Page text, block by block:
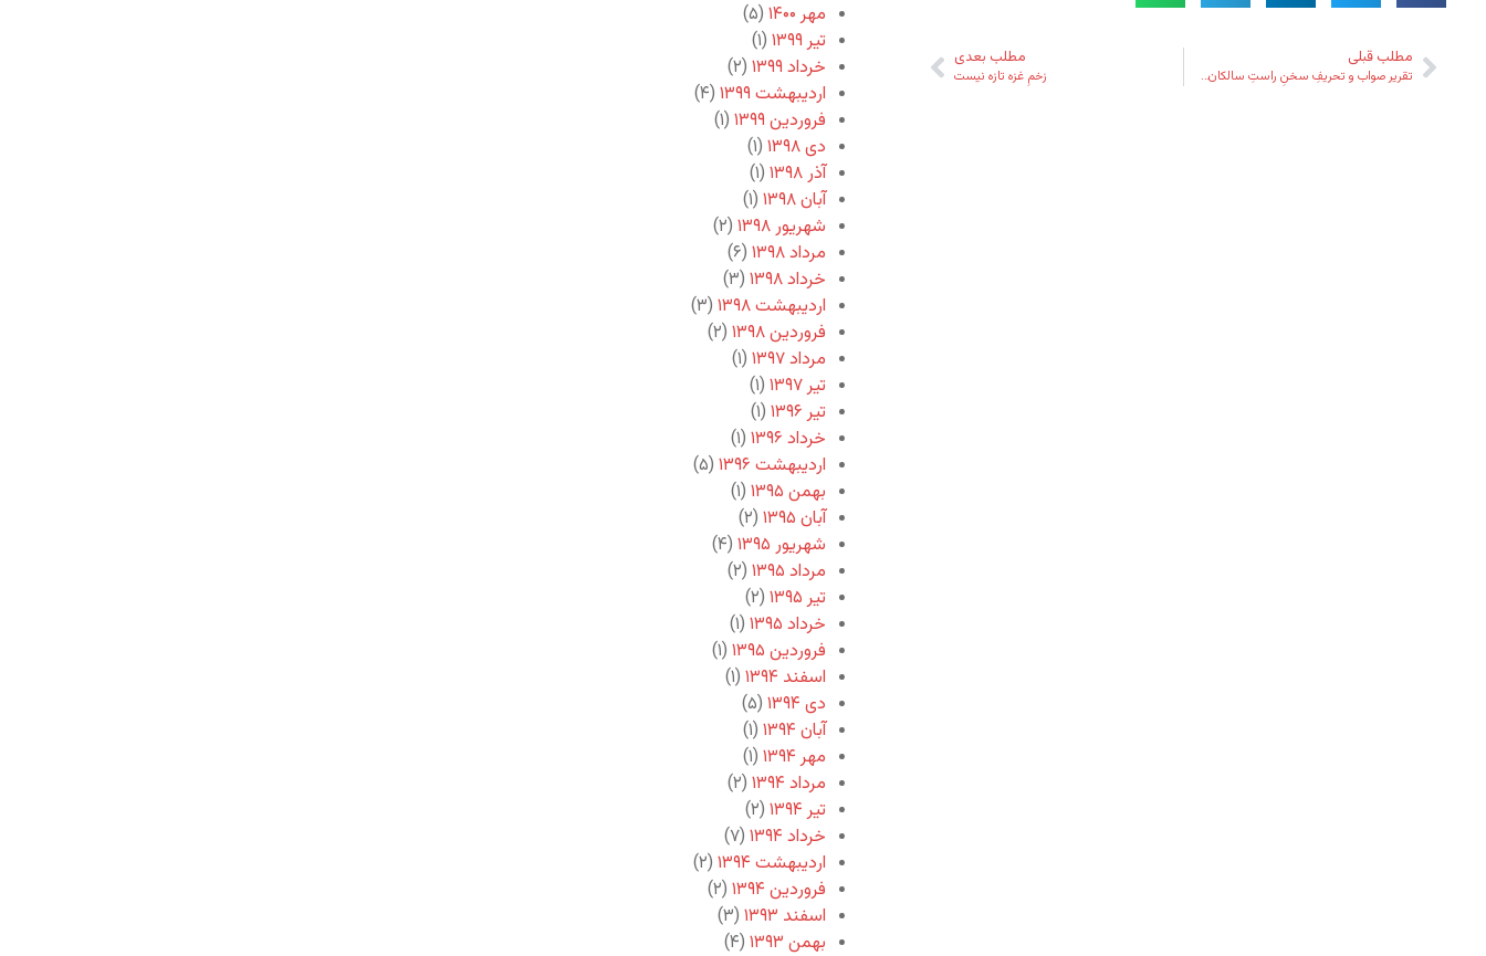
مطلب قبلی
تقریر صواب و تحریفِ سخنِ راستِ سالکان…
مطلب بعدی
زخمِ غزه تازه نیست
مهر ۱۴۰۰
(۵)
تیر ۱۳۹۹
(۱)
خرداد ۱۳۹۹
(۲)
اردیبهشت ۱۳۹۹
(۴)
فروردین ۱۳۹۹
(۱)
دی ۱۳۹۸
(۱)
آذر ۱۳۹۸
(۱)
آبان ۱۳۹۸
(۱)
شهریور ۱۳۹۸
(۲)
مرداد ۱۳۹۸
(۶)
خرداد ۱۳۹۸
(۳)
اردیبهشت ۱۳۹۸
(۳)
فروردین ۱۳۹۸
(۲)
مرداد ۱۳۹۷
(۱)
تیر ۱۳۹۷
(۱)
تیر ۱۳۹۶
(۱)
خرداد ۱۳۹۶
(۱)
اردیبهشت ۱۳۹۶
(۵)
بهمن ۱۳۹۵
(۱)
آبان ۱۳۹۵
(۲)
شهریور ۱۳۹۵
(۴)
مرداد ۱۳۹۵
(۲)
تیر ۱۳۹۵
(۲)
خرداد ۱۳۹۵
(۱)
فروردین ۱۳۹۵
(۱)
اسفند ۱۳۹۴
(۱)
دی ۱۳۹۴
(۵)
آبان ۱۳۹۴
(۱)
مهر ۱۳۹۴
(۱)
مرداد ۱۳۹۴
(۲)
تیر ۱۳۹۴
(۲)
خرداد ۱۳۹۴
(۷)
اردیبهشت ۱۳۹۴
(۲)
فروردین ۱۳۹۴
(۲)
اسفند ۱۳۹۳
(۳)
بهمن ۱۳۹۳
(۴)